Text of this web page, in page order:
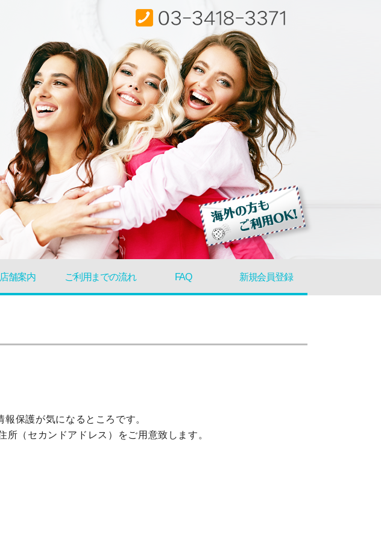
店舗案内 ご利用までの流れ FAQ 新規会員登録
保護が気になるところです。
（セカンドアドレス）をご用意致します。